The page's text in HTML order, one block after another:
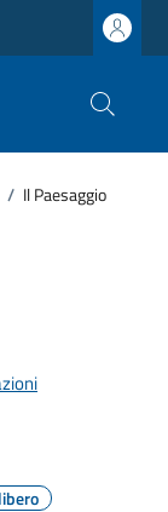
/ Il Paesaggio